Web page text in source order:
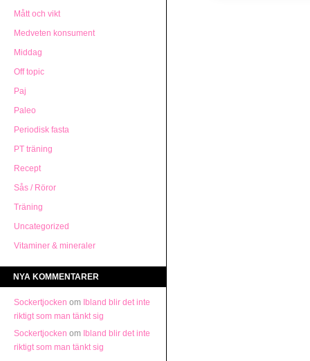
Mått och vikt
Medveten konsument
Middag
Off topic
Paj
Paleo
Periodisk fasta
PT träning
Recept
Sås / Röror
Träning
Uncategorized
Vitaminer & mineraler
NYA KOMMENTARER
Sockertjocken om Ibland blir det inte
riktigt som man tänkt sig
Sockertjocken om Ibland blir det inte
riktigt som man tänkt sig